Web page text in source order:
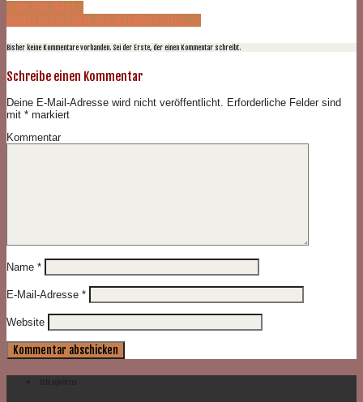
« die Zeit fliegt…
Kleines Update über den aktuellen Status… »
Bisher keine Kommentare vorhanden. Sei der Erste, der einen Kommentar schreibt.
Schreibe einen Kommentar
Deine E-Mail-Adresse wird nicht veröffentlicht.
Erforderliche Felder sind
mit * markiert
Kommentar
Name *
E-Mail-Adresse *
Website